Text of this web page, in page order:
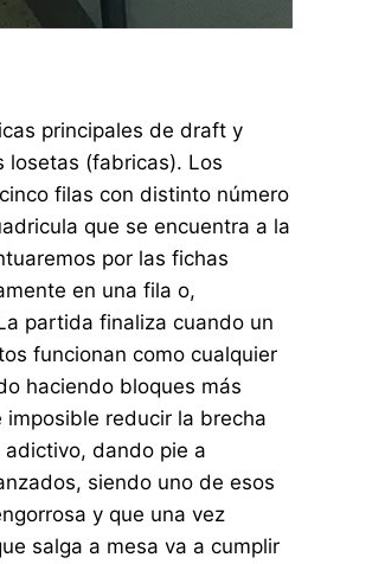
principales de draft y
losetas (fabricas). Los
filas con distinto número
que se encuentra a la
por las fichas
en una fila o,
partida finaliza cuando un
funcionan como cualquier
haciendo bloques más
reducir la brecha
dando pie a
siendo uno de esos
y que una vez
salga a mesa va a cumplir